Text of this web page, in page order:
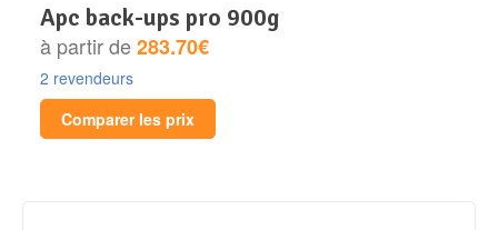
apc back-ups pro 900g
à partir de283.70€
2 revendeurs
Comparer les prix